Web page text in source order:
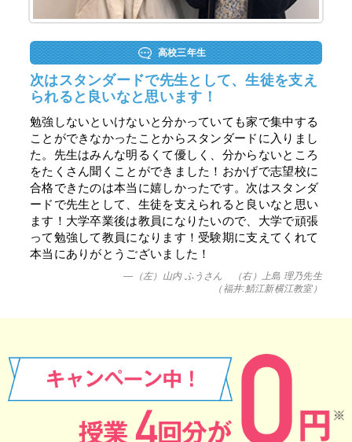
高校三年生
次はスタンダードで先生として、生徒を支え
られると良いなと思います！
勉強しないといけないと分かっていても家で集中する
ことができなかったことからスタンダードに入りまし
た。先生はみんな明るくて優しく、分からないところ
をたくさん聞くことができました！おかげで志望校に
合格できたのは本当に嬉しかったです。次はスタンダ
ードで先生として、生徒を支えられると良いなと思い
ます！大学卒業後は教員になりたいので、大学で頑張
って勉強して教員になります！受験期に支えてくれて
本当にありがとうございました！
—（左）山内 ふうさん （右）上島 理乃先生
（福井:鯖江新横江教室）